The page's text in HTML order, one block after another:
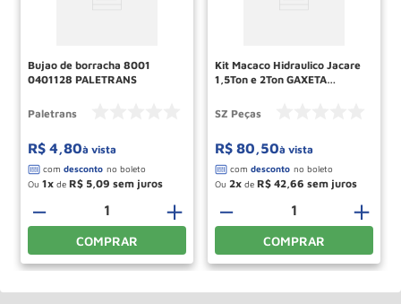
Bujao de borracha 8001
0401128 PALETRANS
Paletrans
R$ 4,80à vista
Ou 1 de R$ 5 09
＋
－
COMPRAR
Kit Macaco Hidraulico Jacare
1,5Ton e 2Ton GAXETA
SZ Peças
R$ 80,50à vista
Ou 2 de R$ 42 66
＋
－
COMPRAR